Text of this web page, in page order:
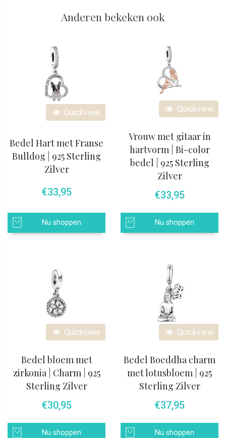
Anderen bekeken ook
Quickview
Bedel Hart met Franse
Bulldog | 925 Sterling
Zilver
€33,95
Nu shoppen
Quickview
Vrouw met gitaar in
hartvorm | Bi-color
bedel | 925 Sterling
Zilver
€33,95
Nu shoppen
Quickview
Bedel bloem met
zirkonia | Charm | 925
Sterling Zilver
€30,95
Nu shoppen
Quickview
Bedel Boeddha charm
met lotusbloem | 925
Sterling Zilver
€37,95
Nu shoppen